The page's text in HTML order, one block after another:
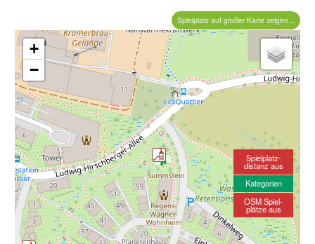
Spielplatz auf großer Karte zeigen...
+
−
Spielplatz-
distanz aus
Kategorien
OSM Spiel-
plätze aus